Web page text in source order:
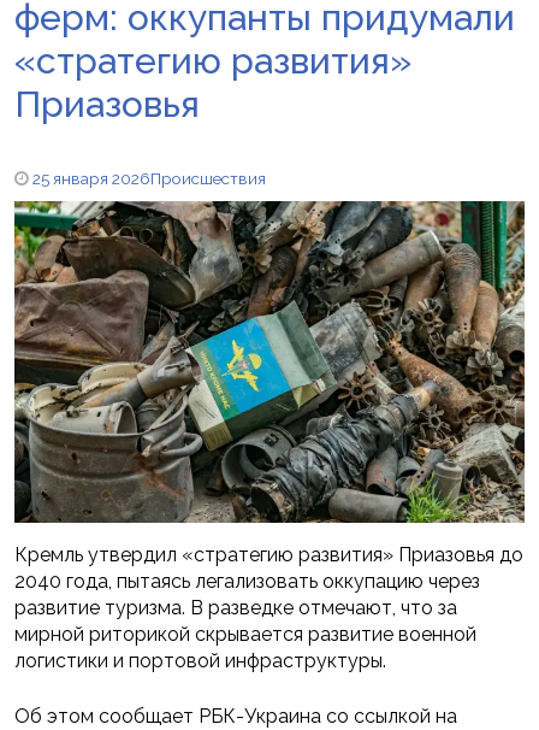
ферм: оккупанты придумали
«стратегию развития»
Приазовья
25 января 2026Происшествия
Кремль утвердил «стратегию развития» Приазовья до
2040 года, пытаясь легализовать оккупацию через
развитие туризма. В разведке отмечают, что за
мирной риторикой скрывается развитие военной
логистики и портовой инфраструктуры.
Об этом сообщает РБК-Украина со ссылкой на